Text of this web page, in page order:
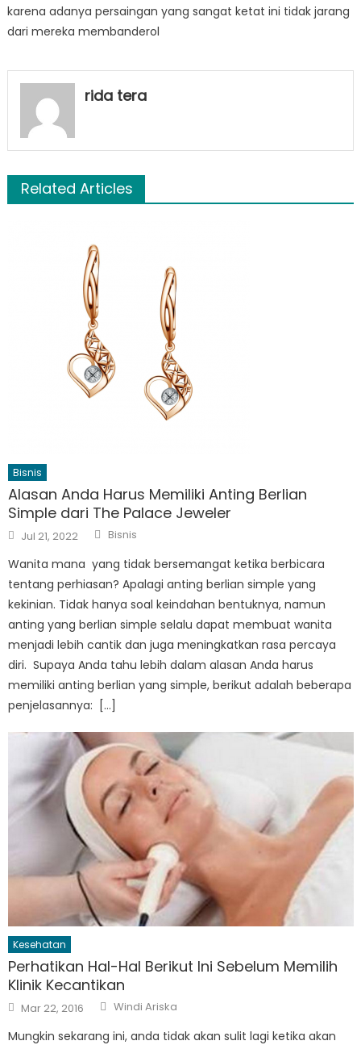
karena adanya persaingan yang sangat ketat ini tidak jarang
dari mereka membanderol
rida tera
Related Articles
Bisnis
Alasan Anda Harus Memiliki Anting Berlian
Simple dari The Palace Jeweler
Posted
on
Jul 21, 2022 Author
Bisnis
Wanita mana yang tidak bersemangat ketika berbicara
tentang perhiasan? Apalagi anting berlian simple yang
kekinian. Tidak hanya soal keindahan bentuknya, namun
anting yang berlian simple selalu dapat membuat wanita
menjadi lebih cantik dan juga meningkatkan rasa percaya
diri. Supaya Anda tahu lebih dalam alasan Anda harus
memiliki anting berlian yang simple, berikut adalah beberapa
penjelasannya: […]
Kesehatan
Perhatikan Hal-Hal Berikut Ini Sebelum Memilih
Klinik Kecantikan
Posted
on
Mar 22, 2016 Author
Windi Ariska
Mungkin sekarang ini, anda tidak akan sulit lagi ketika akan